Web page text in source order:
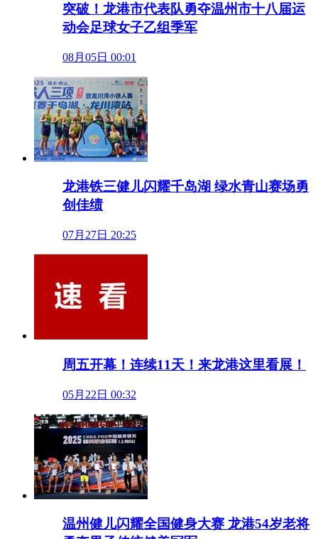
突破！龙港市代表队勇夺温州市十八届运
动会足球女子乙组季军
08月05日 00:01
龙港铁三健儿闪耀千岛湖 绿水青山赛场勇
创佳绩
07月27日 20:25
周五开幕！连续11天！来龙港这里看展！
05月22日 00:32
温州健儿闪耀全国健身大赛 龙港54岁老将